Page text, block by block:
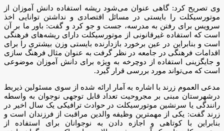
وی تصریح کرد: گاهی عنوان می‌شود ریشه استفاده دانش آموزان از
موتورسیکلت را بایستی در مسائل اقتصادی و نداشتن توانایی اخذ
سرویس برای رفتن به مدرسه، جست و جو کرد و گفت: باور ما بر آن
است که استفاده غیرقانونی از موتورسیکلت دارای ریشه‌های فرهنگی
است و بنابراین در عین برخورد بازدارنده بایستی وزن بیشتری را برای
اقدامات فرهنگی در جامعه در نظر گرفت به عنوان مثال فرهنگ سازی
و جایگزینی استفاده از دوچرخه به ویژه برای دانش آموزان موضوعی
است که می‌تواند مورد بررسی قرار گیرد.
مدعی العموم زرند با اشاره به آمار ارائه شده از سوی مسئولین ذیربط
در‌شهرستان مبنی بر مجروحیت تعداد قابل توجهی نوجوان به واسطه
رانندگی یا سرنشین موتورسیکلت در حوادث ترافیکی یک سال اخیر در
زرند گفت: یکی از مهمترین وظیفه والدین مراقبت از فرزندان است و
بنابراین با کوتاهی و اجازه دادن به نوجوانان برای استفاده از